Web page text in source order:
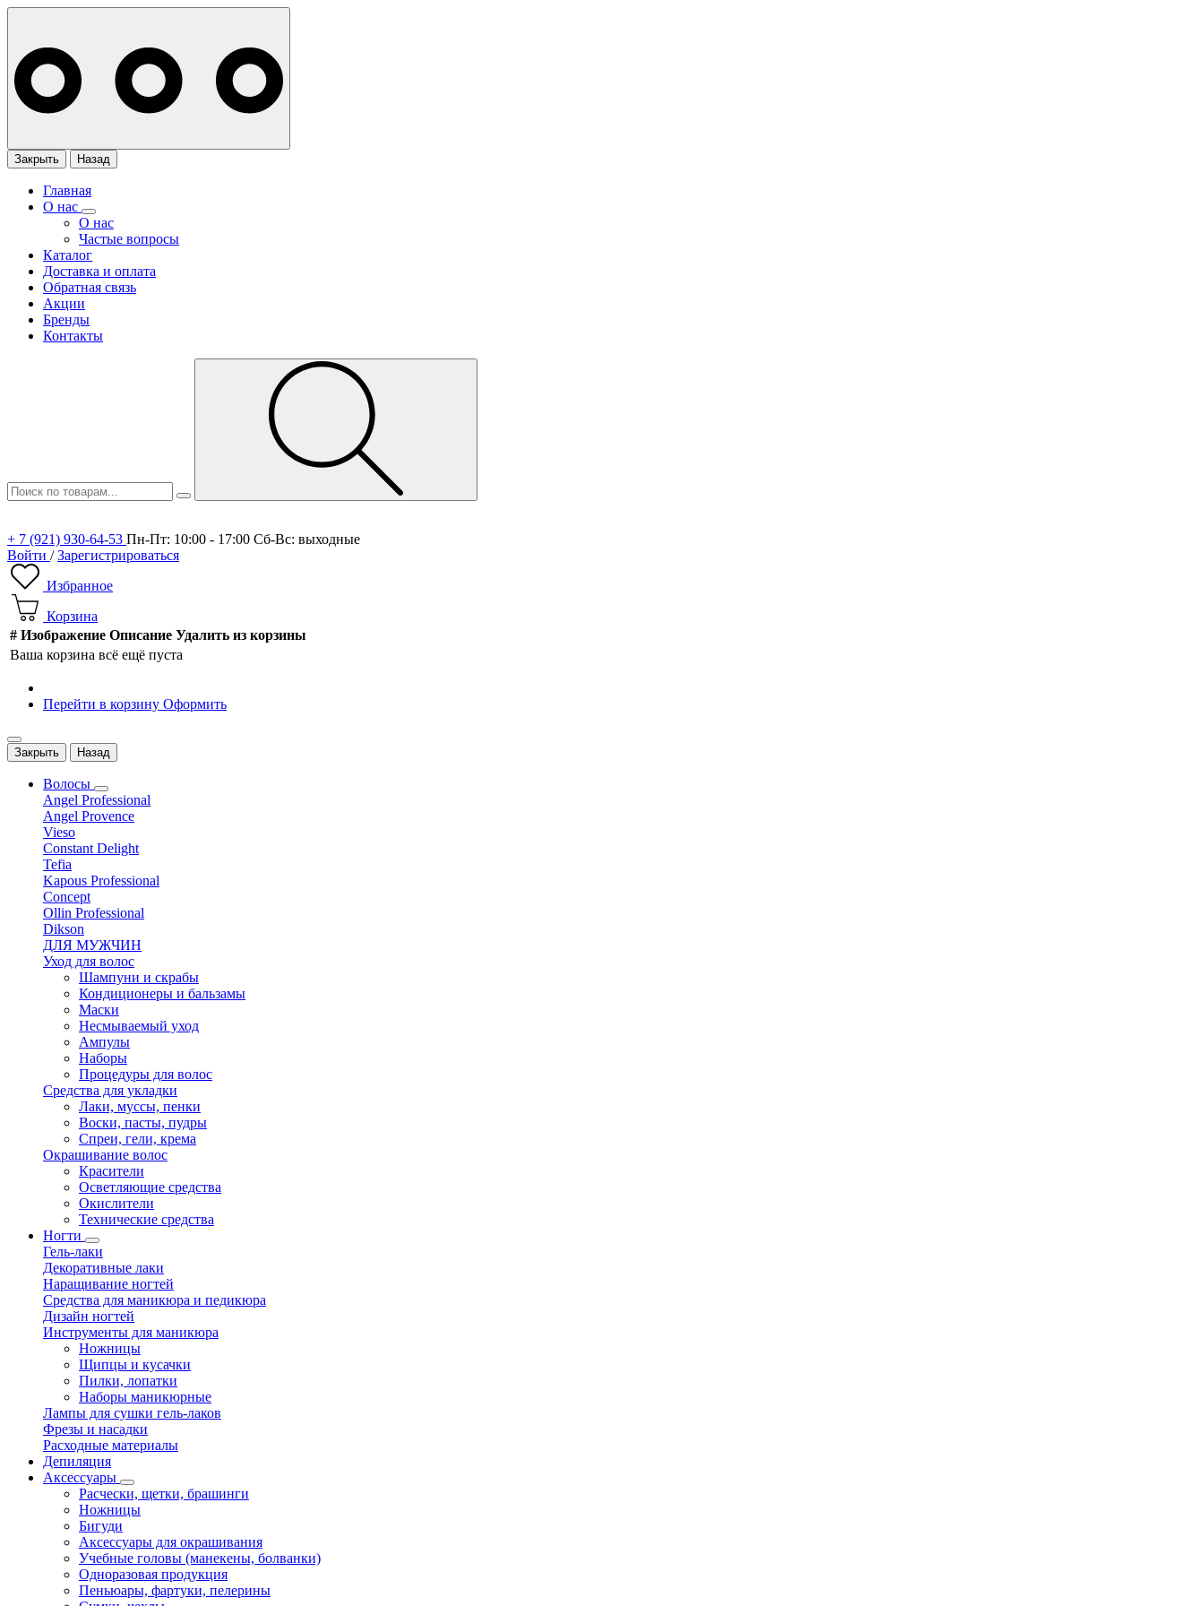
Закрыть Назад
Главная
О нас
О нас
Частые вопросы
Каталог
Доставка и оплата
Обратная связь
Акции
Бренды
Контакты
+ 7 (921) 930-64-53 Пн-Пт: 10:00 - 17:00 Сб-Вс: выходные
Войти / Зарегистрироваться
Избранное
Корзина
# Изображение Описание Удалить из корзины
Ваша корзина всё ещё пуста
Перейти в корзину Оформить
Закрыть Назад
Волосы
Angel Professional
Angel Provence
Vieso
Constant Delight
Tefia
Kapous Professional
Concept
Ollin Professional
Dikson
ДЛЯ МУЖЧИН
Уход для волос
Шампуни и скрабы
Кондиционеры и бальзамы
Маски
Несмываемый уход
Ампулы
Наборы
Процедуры для волос
Средства для укладки
Лаки, муссы, пенки
Воски, пасты, пудры
Спреи, гели, крема
Окрашивание волос
Красители
Осветляющие средства
Окислители
Технические средства
Ногти
Гель-лаки
Декоративные лаки
Наращивание ногтей
Средства для маникюра и педикюра
Дизайн ногтей
Инструменты для маникюра
Ножницы
Щипцы и кусачки
Пилки, лопатки
Наборы маникюрные
Лампы для сушки гель-лаков
Фрезы и насадки
Расходные материалы
Депиляция
Аксессуары
Расчески, щетки, брашинги
Ножницы
Бигуди
Аксессуары для окрашивания
Учебные головы (манекены, болванки)
Одноразовая продукция
Пеньюары, фартуки, пелерины